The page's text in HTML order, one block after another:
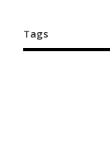
Tags